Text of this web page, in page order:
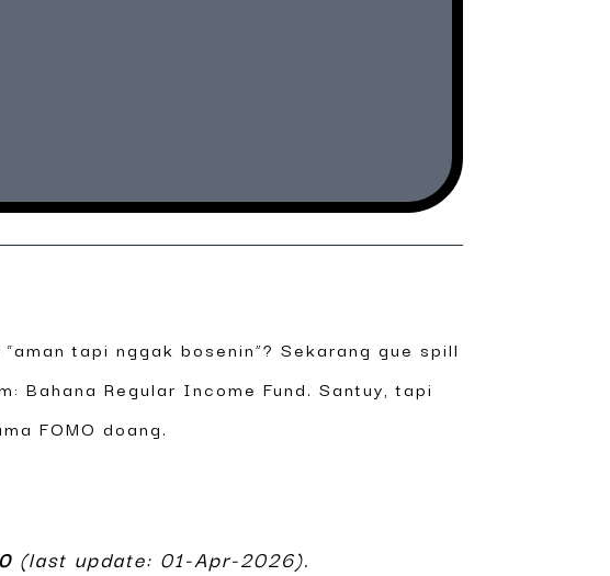
tapi nggak bosenin”? Sekarang gue spill
Bahana Regular Income Fund. Santuy, tapi
FOMO doang.
(last update: 01-Apr-2026).